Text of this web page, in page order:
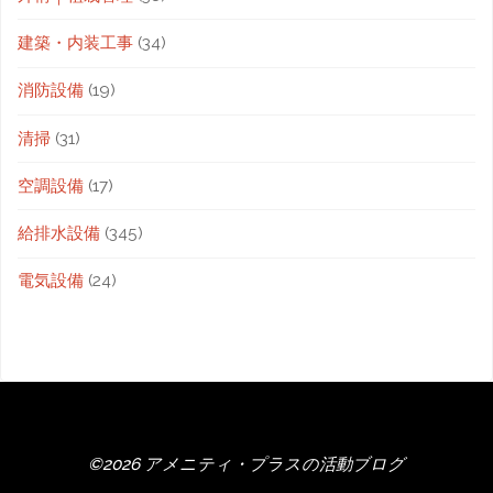
建築・内装工事 (34)
消防設備 (19)
清掃 (31)
空調設備 (17)
給排水設備 (345)
電気設備 (24)
©2026 アメニティ・プラスの活動ブログ